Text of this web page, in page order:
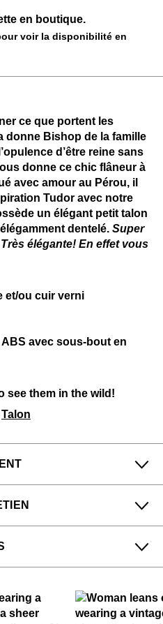
en boutique.
voir la disponibilité en
ce que portent les
donne Bishop de la famille
d’être reine sans
donne ce chic flâneur à
avec amour au Pérou, il
Tudor avec notre
un élégant petit talon
dentelé. Super
élégante! En effet vous
et/ou cuir verni
avec sous-bout en
see them in the wild!
Talon
New York dit :
les cou-de-pieds hauts et
demi-pointure en
ayant un pied large
aérosol
:
en solde et en